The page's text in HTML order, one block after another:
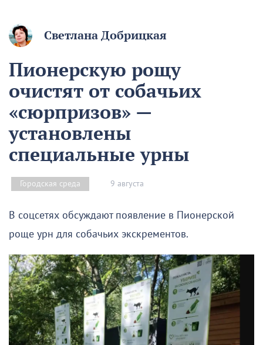
Светлана Добрицкая
Пионерскую рощу
очистят от собачьих
«сюрпризов» —
установлены
специальные урны
Городская среда 9 августа
В соцсетях обсуждают появление в Пионерской
роще урн для собачьих экскрементов.